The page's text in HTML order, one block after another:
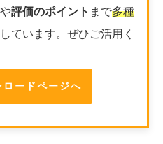
や評価のポイント まで多種
しています。ぜひご活用く
ロードページへ